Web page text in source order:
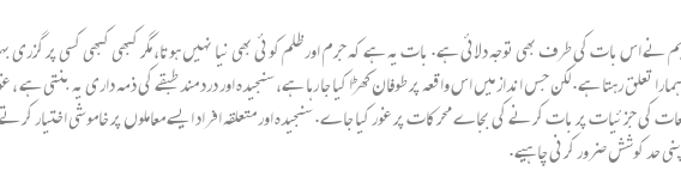
بات کی طرف بھی توجہ دلائی ہے. بات یہ ہے کہ جرم اور ظلم کوئی بھی نیا نہیں ہوتا، مگر کبھی کبھی کسی پر
رہتا ہے. لکن جس انداز میں اس واقعہ پر طوفان کھڑا کیا جا رہا ہے، سنجیدہ اور درد مند طبقے کی ذمہ داری یہ بنتی
جزئیات پر بات کرنے کی بجاے محرکات پر غور کیا جاے. سنجیدہ اور متعلقہ افراد ایسے معاملوں پر خاموشی اختیار
حد کوشش ضرور کرنی چاہیے.